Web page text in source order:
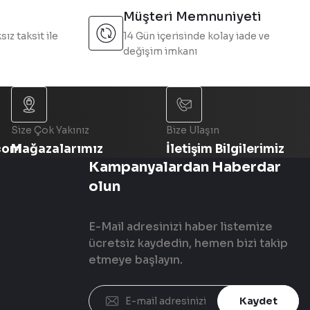
taksit ile
Müşteri Memnuniyeti
14 Gün içerisinde kolay iade ve
değişim imkanı
Size Çok Yakınız
Mağazalarımız
Bize Ulaşın
İletişim Bilgilerimiz
Kampanyalardan Haberdar
olun
E-Mail adresinizi haber listemize
ücretsiz kaydedin, hemen bizi takip
etmeye başlayın.
Kaydet